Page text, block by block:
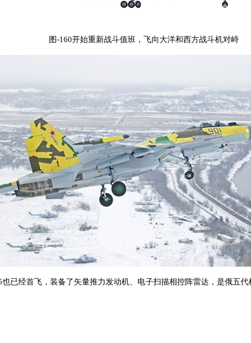
图-160开始重新战斗值班，飞向大洋和西方战斗机对峙
已经首飞，装备了矢量推力发动机、电子扫描相控阵雷达，是俄五